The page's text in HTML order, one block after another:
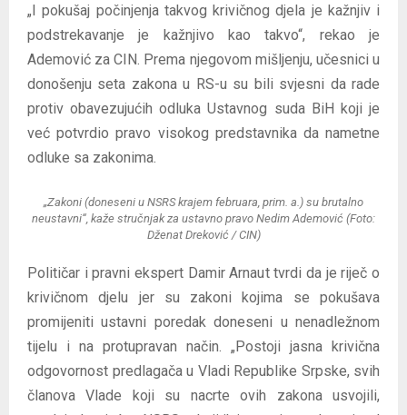
„I pokušaj počinjenja takvog krivičnog djela je kažnjiv i
podstrekavanje je kažnjivo kao takvo“, rekao je
Ademović za CIN. Prema njegovom mišljenju, učesnici u
donošenju seta zakona u RS-u su bili svjesni da rade
protiv obavezujućih odluka Ustavnog suda BiH koji je
već potvrdio pravo visokog predstavnika da nametne
odluke sa zakonima.
„Zakoni (doneseni u NSRS krajem februara, prim. a.) su brutalno
neustavni“, kaže stručnjak za ustavno pravo Nedim Ademović (Foto:
Dženat Dreković / CIN)
Političar i pravni ekspert Damir Arnaut tvrdi da je riječ o
krivičnom djelu jer su zakoni kojima se pokušava
promijeniti ustavni poredak doneseni u nenadležnom
tijelu i na protupravan način. „Postoji jasna krivična
odgovornost predlagača u Vladi Republike Srpske, svih
članova Vlade koji su nacrte ovih zakona usvojili,